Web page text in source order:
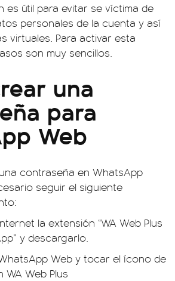
es útil para evitar se víctima de
personales de la cuenta y así
virtuales. Para activar esta
son muy sencillos.
una
para
Web
contraseña en WhatsApp
seguir el siguiente
la extensión “WA Web Plus
y descargarlo.
Web y tocar el ícono de
WA Web Plus